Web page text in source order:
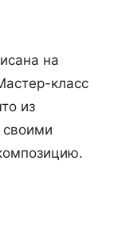
на
класс
из
своими